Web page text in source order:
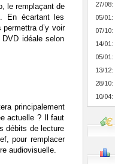
le remplaçant de
En écartant les
d’y voir
idéale selon
principalement
actuelle ? Il faut
débits de lecture
pour remplacer
audiovisuelle.
27/
05/
07/
14/
05/
13/
28/
10/